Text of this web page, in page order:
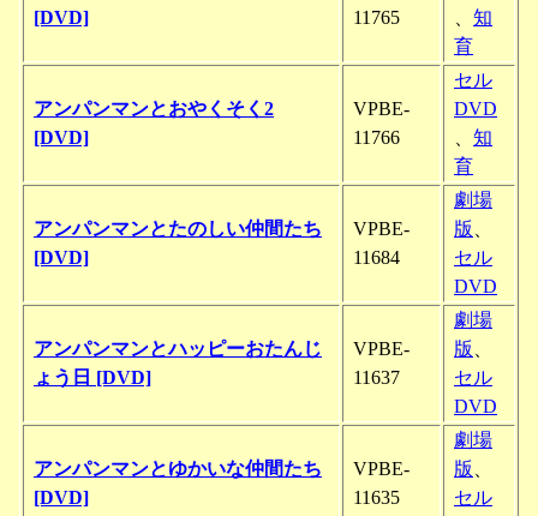
[DVD]
11765
知
育
アンパンマンとおやくそく2
[DVD]
VPBE-
11766
セル
DVD
知
育
アンパンマンとたのしい仲間たち
[DVD]
VPBE-
11684
劇場
版
セル
DVD
アンパンマンとハッピーおたんじ
ょう日 [DVD]
VPBE-
11637
劇場
版
セル
DVD
アンパンマンとゆかいな仲間たち
[DVD]
VPBE-
11635
劇場
版
セル